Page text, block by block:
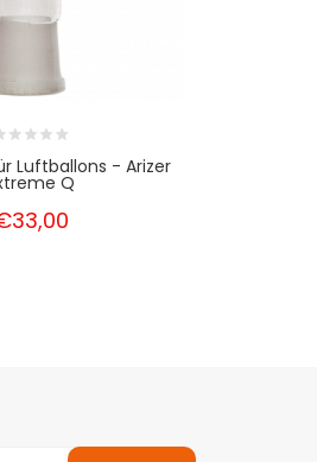
Luftballons - Arizer
Q